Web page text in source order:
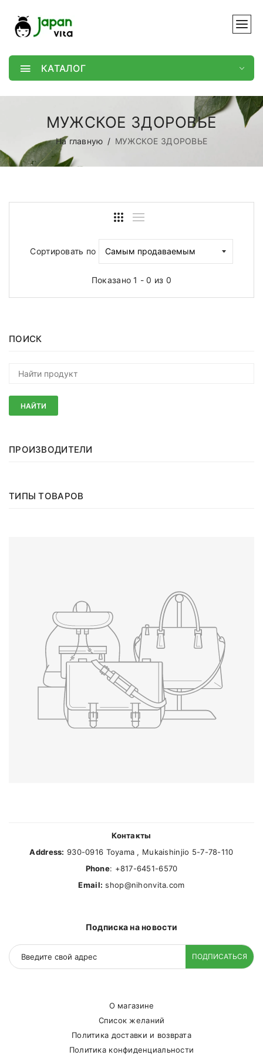
КАТАЛОГ
МУЖСКОЕ ЗДОРОВЬЕ
На главную МУЖСКОЕ ЗДОРОВЬЕ
Сортировать по
Показано 1 - 0 из 0
ПОИСК
НАЙТИ
ПРОИЗВОДИТЕЛИ
ТИПЫ ТОВАРОВ
Контакты
Address: 930-0916 Toyama , Mukaishinjio 5-7-78-110
Phone: +817-6451-6570
Email: shop@nihonvita.com
Подписка на новости
ПОДПИСАТЬСЯ
О магазине
Список желаний
Политика доставки и возврата
Политика конфиденциальности